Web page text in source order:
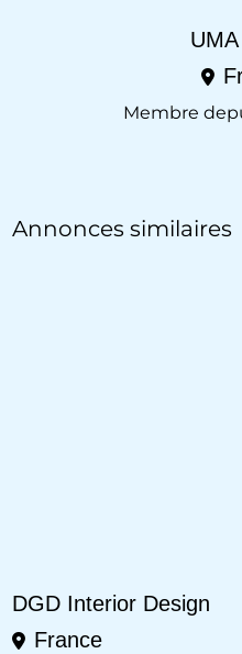
Membre
Annonces similaires
DGD Interior Design
France